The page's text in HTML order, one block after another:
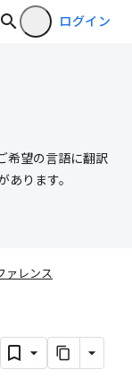
ログイン
希望の言語に翻訳
ります。
ァレンス